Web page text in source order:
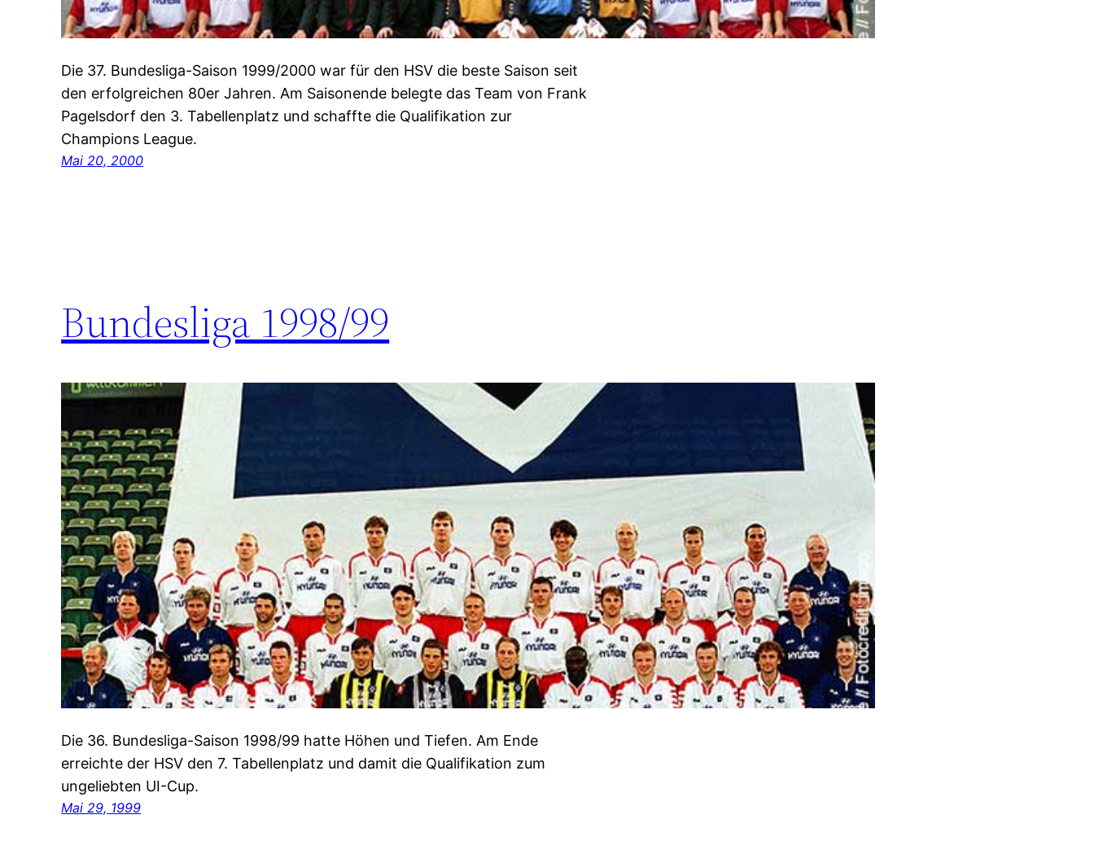
Die 37. Bundesliga-Saison 1999/2000 war für den HSV die beste Saison seit
den erfolgreichen 80er Jahren. Am Saisonende belegte das Team von Frank
Pagelsdorf den 3. Tabellenplatz und schaffte die Qualifikation zur
Champions League.
Mai 20, 2000
Bundesliga 1998/99
Die 36. Bundesliga-Saison 1998/99 hatte Höhen und Tiefen. Am Ende
erreichte der HSV den 7. Tabellenplatz und damit die Qualifikation zum
ungeliebten UI-Cup.
Mai 29, 1999